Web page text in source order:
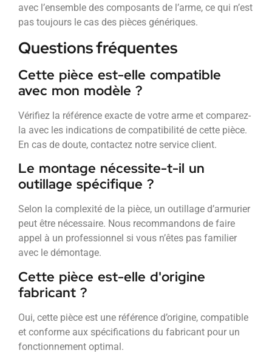
avec l’ensemble des composants de l’arme, ce qui n’est
pas toujours le cas des pièces génériques.
Questions fréquentes
Cette pièce est-elle compatible
avec mon modèle ?
Vérifiez la référence exacte de votre arme et comparez-
la avec les indications de compatibilité de cette pièce.
En cas de doute, contactez notre service client.
Le montage nécessite-t-il un
outillage spécifique ?
Selon la complexité de la pièce, un outillage d’armurier
peut être nécessaire. Nous recommandons de faire
appel à un professionnel si vous n’êtes pas familier
avec le démontage.
Cette pièce est-elle d'origine
fabricant ?
Oui, cette pièce est une référence d’origine, compatible
et conforme aux spécifications du fabricant pour un
fonctionnement optimal.